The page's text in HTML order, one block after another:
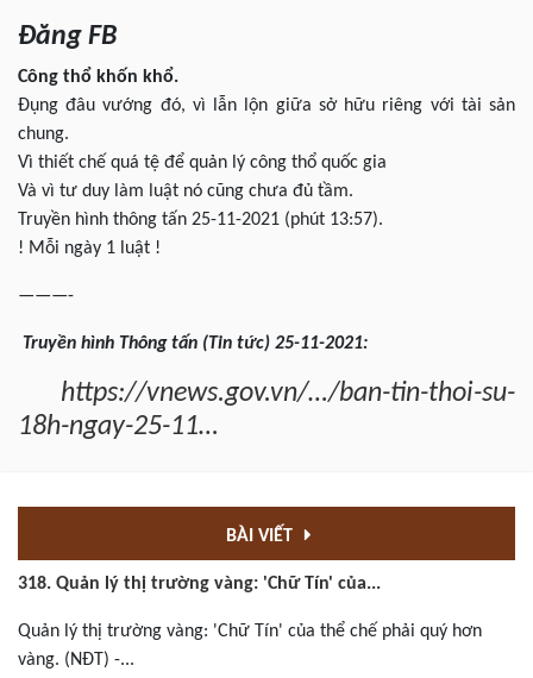
Đăng FB
Công thổ khốn khổ.
Đụng đâu vướng đó, vì lẫn lộn giữa sở hữu riêng với tài sản
chung.
Vì thiết chế quá tệ để quản lý công thổ quốc gia
Và vì tư duy làm luật nó cũng chưa đủ tầm.
Truyền hình thông tấn 25-11-2021 (phút 13:57).
! Mỗi ngày 1 luật !
———-
Truyền hình Thông tấn (Tin tức) 25-11-2021:
https://vnews.gov.vn/…/ban-tin-thoi-su-
18h-ngay-25-11…
BÀI VIẾT
318. Quản lý thị trường vàng: 'Chữ Tín' của...
Quản lý thị trường vàng: 'Chữ Tín' của thể chế phải quý hơn
vàng. (NĐT) -...